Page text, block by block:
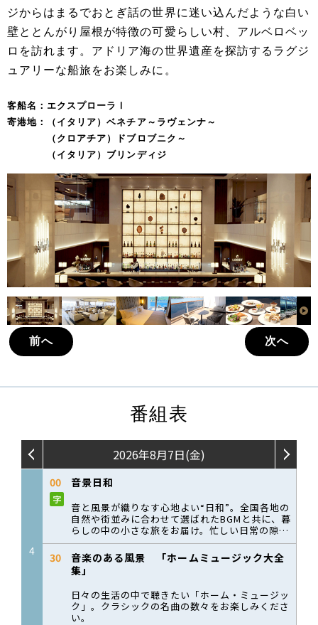
ジからはまるでおとぎ話の世界に迷い込んだような白い
壁ととんがり屋根が特徴の可愛らしい村、アルベロベッ
ロを訪れます。アドリア海の世界遺産を探訪するラグジ
ュアリーな船旅をお楽しみに。
客船名：エクスプローラⅠ
寄港地：（イタリア）ベネチア～ラヴェンナ～
（クロアチア）ドブロブニク～
（イタリア）ブリンディジ
前へ 次へ
番組表